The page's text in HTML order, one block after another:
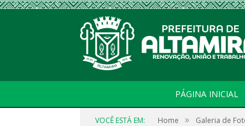
PÁGINA INICIAL
VOCÊ ESTÁ EM: Home » Galeria de